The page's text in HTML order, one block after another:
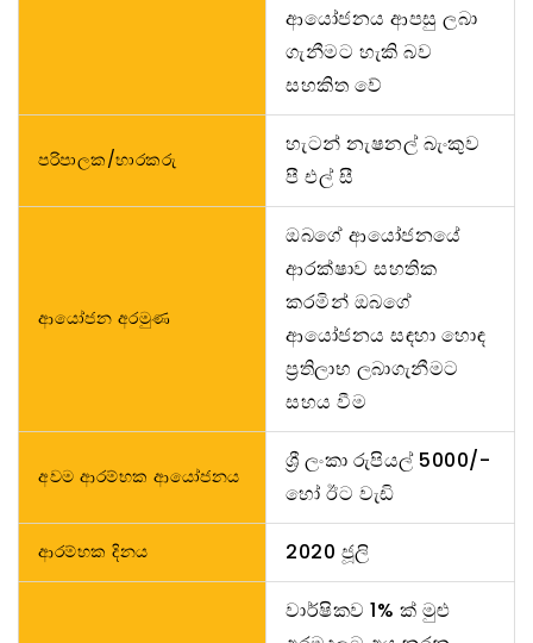
ආයෝජනය ආපසු ලබා
ගැනීමට හැකි බව
සහකිත වේ
පරිපාලක/භාරකරු
හැටන් නැෂනල් බැංකුව
පී එල් සී
ආයෝජන අරමුණ
ඔබගේ ආයෝජනයේ
ආරක්ෂාව සහතික
කරමින් ඔබගේ
ආයෝජනය සඳහා හොඳ
ප්‍රතිලාභ ලබාගැනීමට
සහය වීම
අවම ආරම්භක ආයෝජනය
ශ්‍රී ලංකා රුපියල් 5000/-
හෝ ඊට වැඩි
ආරම්භක දිනය 2020 ජූලි
වාර්ෂිකව 1% ක් මුළු